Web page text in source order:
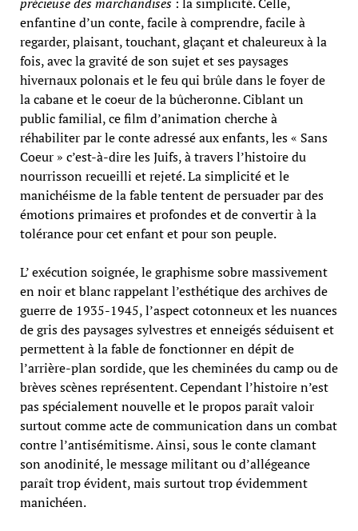
enfantine d’un conte, facile à comprendre, facile à
regarder, plaisant, touchant, glaçant et chaleureux à la
fois, avec la gravité de son sujet et ses paysages
hivernaux polonais et le feu qui brûle dans le foyer de
la cabane et le coeur de la bûcheronne. Ciblant un
public familial, ce film d’animation cherche à
réhabiliter par le conte adressé aux enfants, les « Sans
Coeur » c’est-à-dire les Juifs, à travers l’histoire du
nourrisson recueilli et rejeté. La simplicité et le
manichéisme de la fable tentent de persuader par des
émotions primaires et profondes et de convertir à la
tolérance pour cet enfant et pour son peuple.
L’ exécution soignée, le graphisme sobre massivement
en noir et blanc rappelant l’esthétique des archives de
guerre de 1935-1945, l’aspect cotonneux et les nuances
de gris des paysages sylvestres et enneigés séduisent et
permettent à la fable de fonctionner en dépit de
l’arrière-plan sordide, que les cheminées du camp ou de
brèves scènes représentent. Cependant l’histoire n’est
pas spécialement nouvelle et le propos paraît valoir
surtout comme acte de communication dans un combat
contre l’antisémitisme. Ainsi, sous le conte clamant
son anodinité, le message militant ou d’allégeance
paraît trop évident, mais surtout trop évidemment
manichéen.